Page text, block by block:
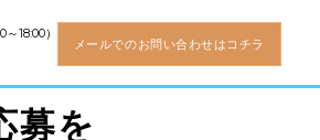
～18:00）
メールでのお問い合わせはコチラ
募を